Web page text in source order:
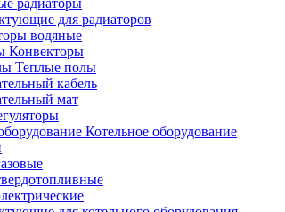
радиаторы
для радиаторов
водяные
Конвекторы
Теплые полы
кабель
мат
Котельное оборудование